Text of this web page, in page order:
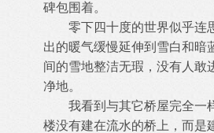
碑包围着。
零下四十度的世界似乎连
出的暖气缓慢延伸到雪白和暗
间的雪地整洁无瑕，没有人敢
净地。
我看到与其它桥屋完全一
楼没有建在流水的桥上，而是